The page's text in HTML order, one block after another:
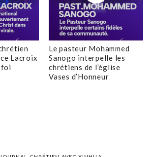
Lacroix
foi
Le pasteur Mohammed
Sanogo interpelle les
chrétiens de l’église
Vases d’Honneur